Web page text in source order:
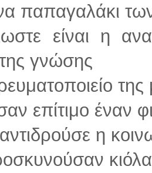
παπαγαλάκι
είναι η
γνώσης
επίτιμο έναν
η